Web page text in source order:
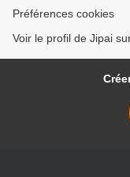
Préférences cookies
Voir le profil de Jipai